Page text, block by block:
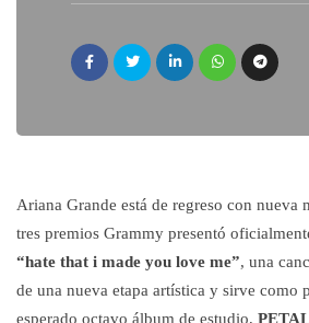
Ariana Grande está de regreso con nueva
tres premios Grammy presentó
“hate that i made you love me”, una
de una nueva etapa artística y sirve como
esperado octavo álbum de estudio,